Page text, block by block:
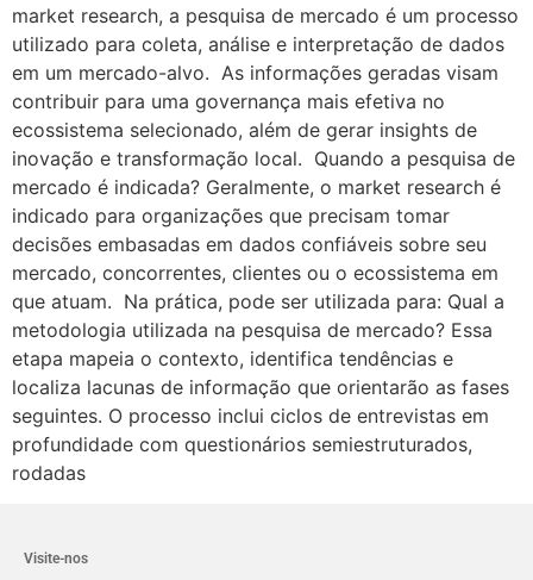
market research, a pesquisa de mercado é um processo
utilizado para coleta, análise e interpretação de dados
em um mercado-alvo. As informações geradas visam
contribuir para uma governança mais efetiva no
ecossistema selecionado, além de gerar insights de
inovação e transformação local. Quando a pesquisa de
mercado é indicada? Geralmente, o market research é
indicado para organizações que precisam tomar
decisões embasadas em dados confiáveis sobre seu
mercado, concorrentes, clientes ou o ecossistema em
que atuam. Na prática, pode ser utilizada para: Qual a
metodologia utilizada na pesquisa de mercado? Essa
etapa mapeia o contexto, identifica tendências e
localiza lacunas de informação que orientarão as fases
seguintes. O processo inclui ciclos de entrevistas em
profundidade com questionários semiestruturados,
rodadas
Visite-nos